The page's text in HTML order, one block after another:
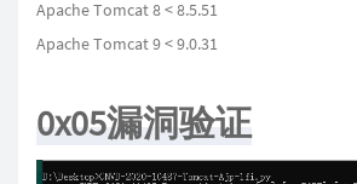
Apache Tomcat 8 < 8.5.51
Apache Tomcat 9 < 9.0.31
0x05漏洞验证